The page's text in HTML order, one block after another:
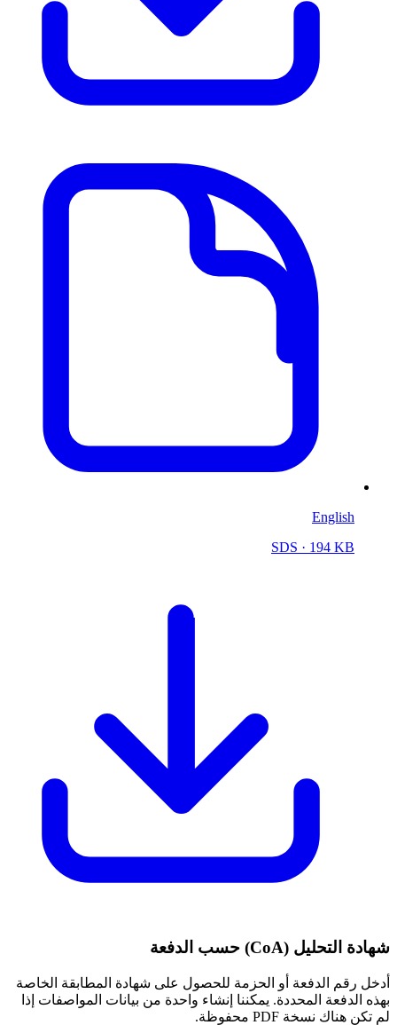
English
SDS · 194 KB
شهادة التحليل (CoA) حسب الدفعة
أدخل رقم الدفعة أو الحزمة للحصول على شهادة المطابقة الخاصة
بهذه الدفعة المحددة. يمكننا إنشاء واحدة من بيانات المواصفات إذا
لم تكن هناك نسخة PDF محفوظة.